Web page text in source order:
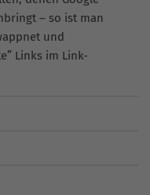
– so ist man
und
Links im Link-